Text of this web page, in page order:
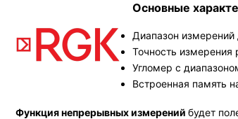
Основные
Диапазон
Точность измерения
Угломер с
Встроенная память
Функция непрерывных измерений будет